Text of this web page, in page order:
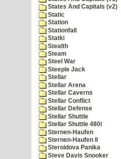
States And Capitals (v2)
Static
Station
Stationfall
Statki
Stealth
Steam
Steel War
Steeple Jack
Stellar
Stellar Arena
Stellar Caverns
Stellar Conflict
Stellar Defense
Stellar Shuttle
Stellar Shuttle 480i
Sternen-Haufen
Sternen-Haufen II
Steroidova Panika
Steve Davis Snooker